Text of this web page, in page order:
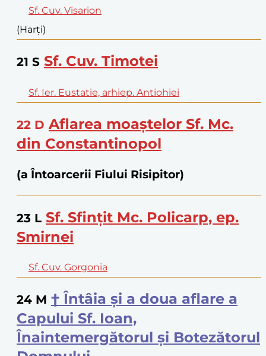
Sf. Cuv. Visarion
(Harți)
21 S Sf. Cuv. Timotei
Sf. Ier. Eustatie, arhiep. Antiohiei
22 D Aflarea moaștelor Sf. Mc.
din Constantinopol
(a Întoarcerii Fiului Risipitor)
23 L Sf. Sfințit Mc. Policarp, ep.
Smirnei
Sf. Cuv. Gorgonia
24 M † Întâia și a doua aflare a
Capului Sf. Ioan,
Înaintemergătorul și Botezătorul